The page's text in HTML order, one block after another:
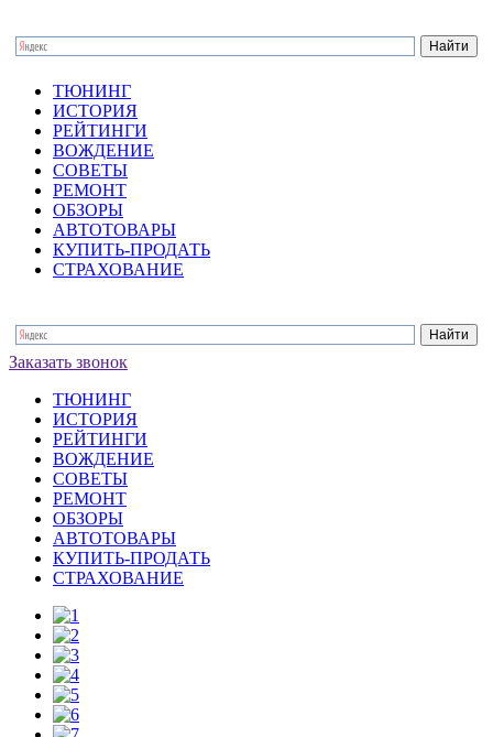
ТЮНИНГ
ИСТОРИЯ
РЕЙТИНГИ
ВОЖДЕНИЕ
СОВЕТЫ
РЕМОНТ
ОБЗОРЫ
АВТОТОВАРЫ
КУПИТЬ-ПРОДАТЬ
СТРАХОВАНИЕ
Заказать звонок
ТЮНИНГ
ИСТОРИЯ
РЕЙТИНГИ
ВОЖДЕНИЕ
СОВЕТЫ
РЕМОНТ
ОБЗОРЫ
АВТОТОВАРЫ
КУПИТЬ-ПРОДАТЬ
СТРАХОВАНИЕ